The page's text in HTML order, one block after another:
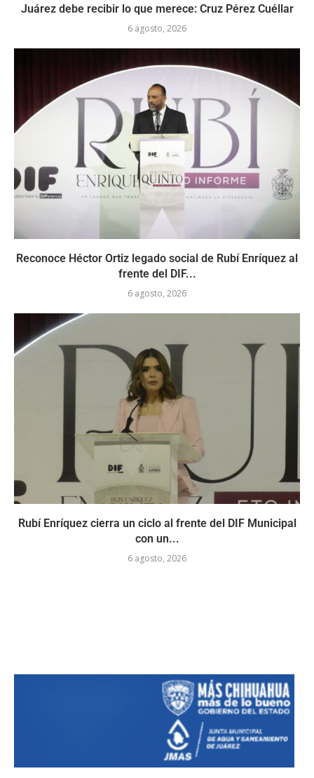
Juárez debe recibir lo que merece: Cruz Pérez Cuéllar
6 agosto, 2026
Reconoce Héctor Ortiz legado social de Rubí Enríquez al
frente del DIF...
6 agosto, 2026
Rubí Enríquez cierra un ciclo al frente del DIF Municipal
con un...
6 agosto, 2026